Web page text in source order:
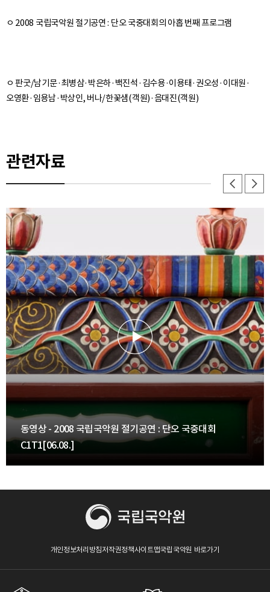
ㅇ 2008 국립국악원 절기공연 : 단오 국중대회의 아홉 번째 프로그램
ㅇ 판굿/남기문·최병삼·박은하·백진석·김수용·이용태·권오성·이대원·
오영환·임용남·박상인, 버나/한꽃샘(객원)·음대진(객원)
관련자료
동영상 - 2008 국립국악원 절기공연 : 단오 국중대회
C1T1[06.08.]
개인정보처리방침저작권정책사이트맵국립국악원 바로가기